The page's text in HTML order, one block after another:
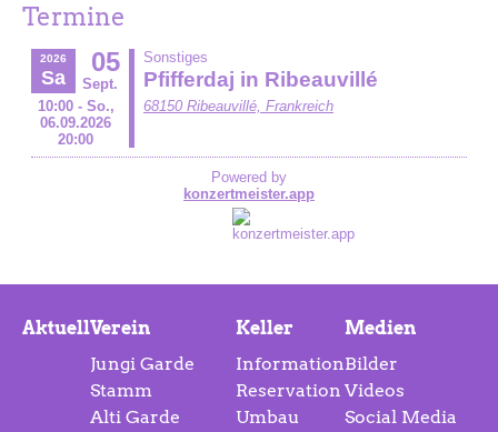
Termine
AktuellVerein
Jungi Garde
Stamm
Alti Garde
Keller
Information
Reservation
Umbau
Medien
Bilder
Videos
Social Media